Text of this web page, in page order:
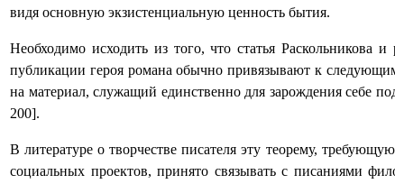
видя основную экзистенциальную ценность бытия.
Необходимо исходить из того, что статья Раскольникова
публикации героя романа обычно привязывают к
на материал, служащий единственно для зарождения себе
200].
В литературе о творчестве писателя эту теорему,
социальных проектов, принято связывать с писаниями